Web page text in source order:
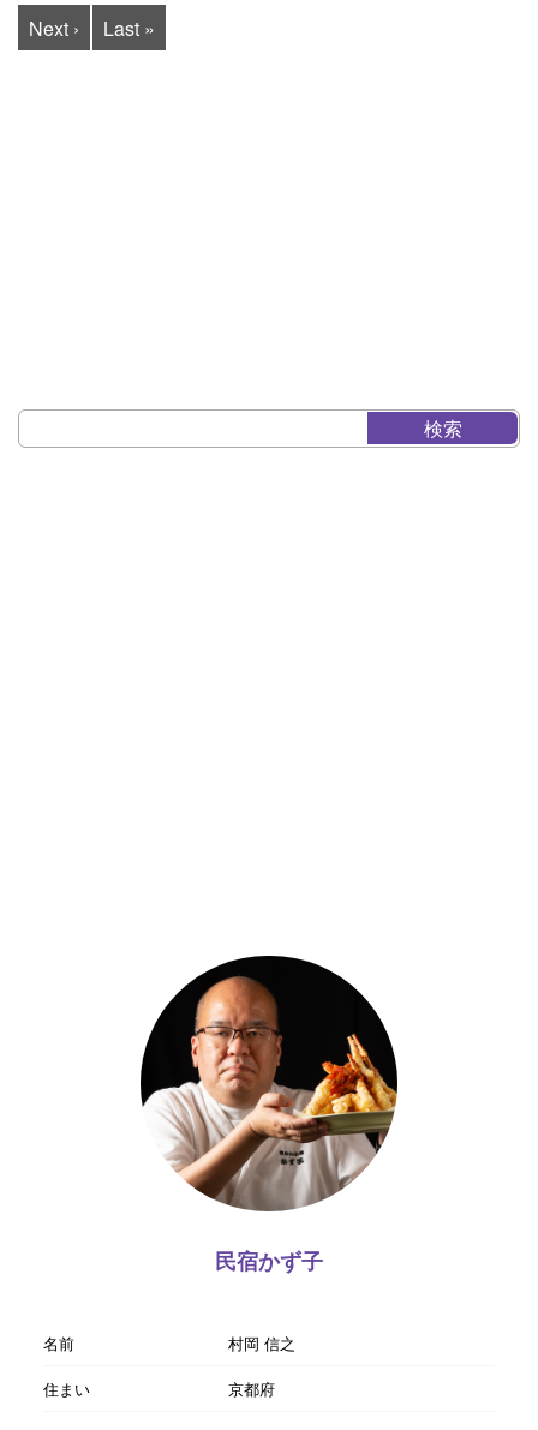
Next ›
Last »
民宿かず子
名前
村岡 信之
住まい
京都府